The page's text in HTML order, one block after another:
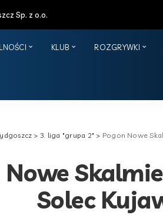
Sp. z o.o.
KLUB ROZGRYWKI
> 3. liga "grupa 2" > Pogon Nowe
Nowe
Solec